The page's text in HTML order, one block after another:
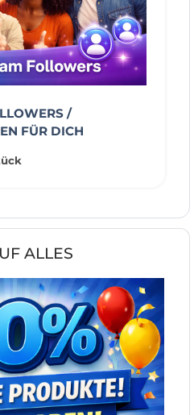
/
FÜR DICH
ALLES